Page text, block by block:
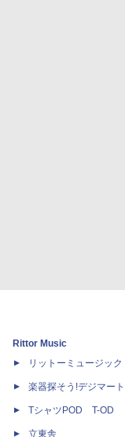
Rittor Music
リットーミュージック
楽器探そう!デジマート
TシャツPOD T-OD
立東舎